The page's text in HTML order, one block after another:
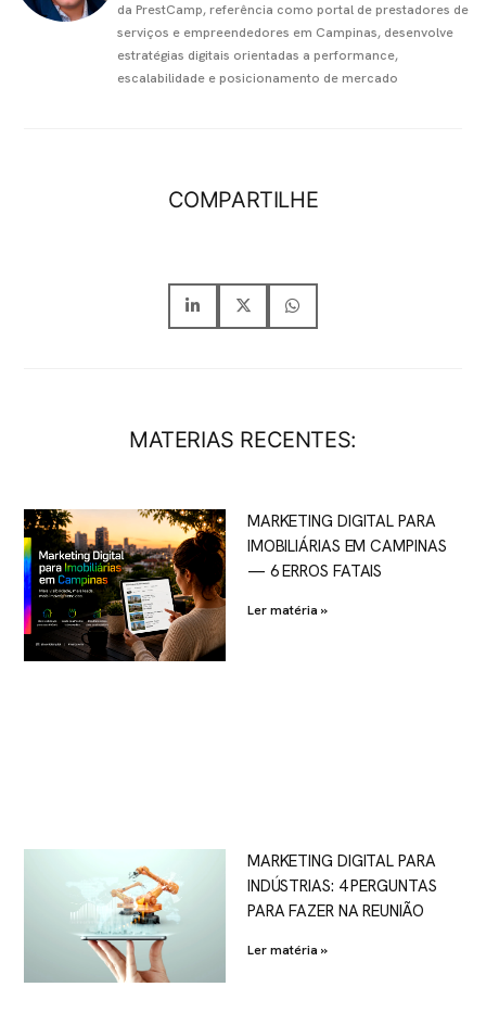
da PrestCamp, referência como portal de prestadores de
serviços e empreendedores em Campinas, desenvolve
estratégias digitais orientadas a performance,
escalabilidade e posicionamento de mercado
COMPARTILHE
MATERIAS RECENTES:
MARKETING DIGITAL PARA
IMOBILIÁRIAS EM CAMPINAS
— 6 ERROS FATAIS
Ler matéria »
MARKETING DIGITAL PARA
INDÚSTRIAS: 4 PERGUNTAS
PARA FAZER NA REUNIÃO
Ler matéria »